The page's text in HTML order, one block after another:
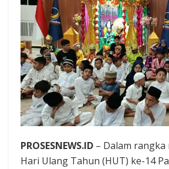
PROSESNEWS.ID – Dalam
Hari Ulang Tahun (HUT) ke-14